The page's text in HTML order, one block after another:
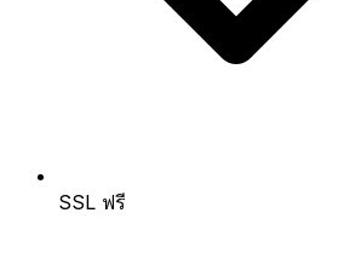
SSL ฟรี